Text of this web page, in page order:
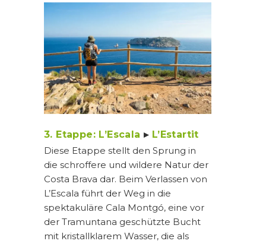
3. Etappe: L’Escala ▸L’Estartit
Diese Etappe stellt den Sprung in
die schroffere und wildere Natur der
Costa Brava dar. Beim Verlassen von
L’Escala führt der Weg in die
spektakuläre Cala Montgó, eine vor
der Tramuntana geschützte Bucht
mit kristallklarem Wasser, die als